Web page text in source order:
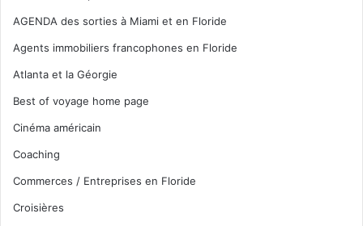
AGENDA des sorties à Miami et en Floride
Agents immobiliers francophones en Floride
Atlanta et la Géorgie
Best of voyage home page
Cinéma américain
Coaching
Commerces / Entreprises en Floride
Croisières